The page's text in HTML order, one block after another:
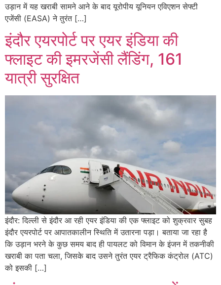
उड़ान में यह खराबी सामने आने के बाद यूरोपीय यूनियन एविएशन सेफ्टी
एजेंसी (EASA) ने तुरंत […]
इंदौर एयरपोर्ट पर एयर इंडिया की
फ्लाइट की इमरजेंसी लैंडिंग, 161
यात्री सुरक्षित
इंदौर: दिल्ली से इंदौर आ रही एयर इंडिया की एक फ्लाइट को शुक्रवार सुबह
इंदौर एयरपोर्ट पर आपातकालीन स्थिति में उतारना पड़ा। बताया जा रहा है
कि उड़ान भरने के कुछ समय बाद ही पायलट को विमान के इंजन में तकनीकी
खराबी का पता चला, जिसके बाद उसने तुरंत एयर ट्रैफिक कंट्रोल (ATC)
को इसकी […]